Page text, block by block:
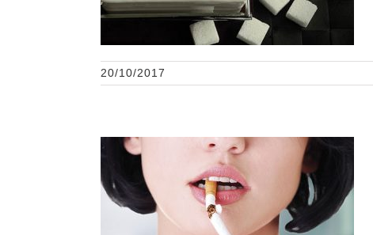
20/10/2017
Tabaquismo y salud oral